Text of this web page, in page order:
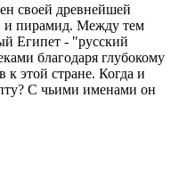
своей древнейшей
и пирамид. Между тем
Египет - "русский
благодаря глубокому
к этой стране. Когда и
С чьими именами он